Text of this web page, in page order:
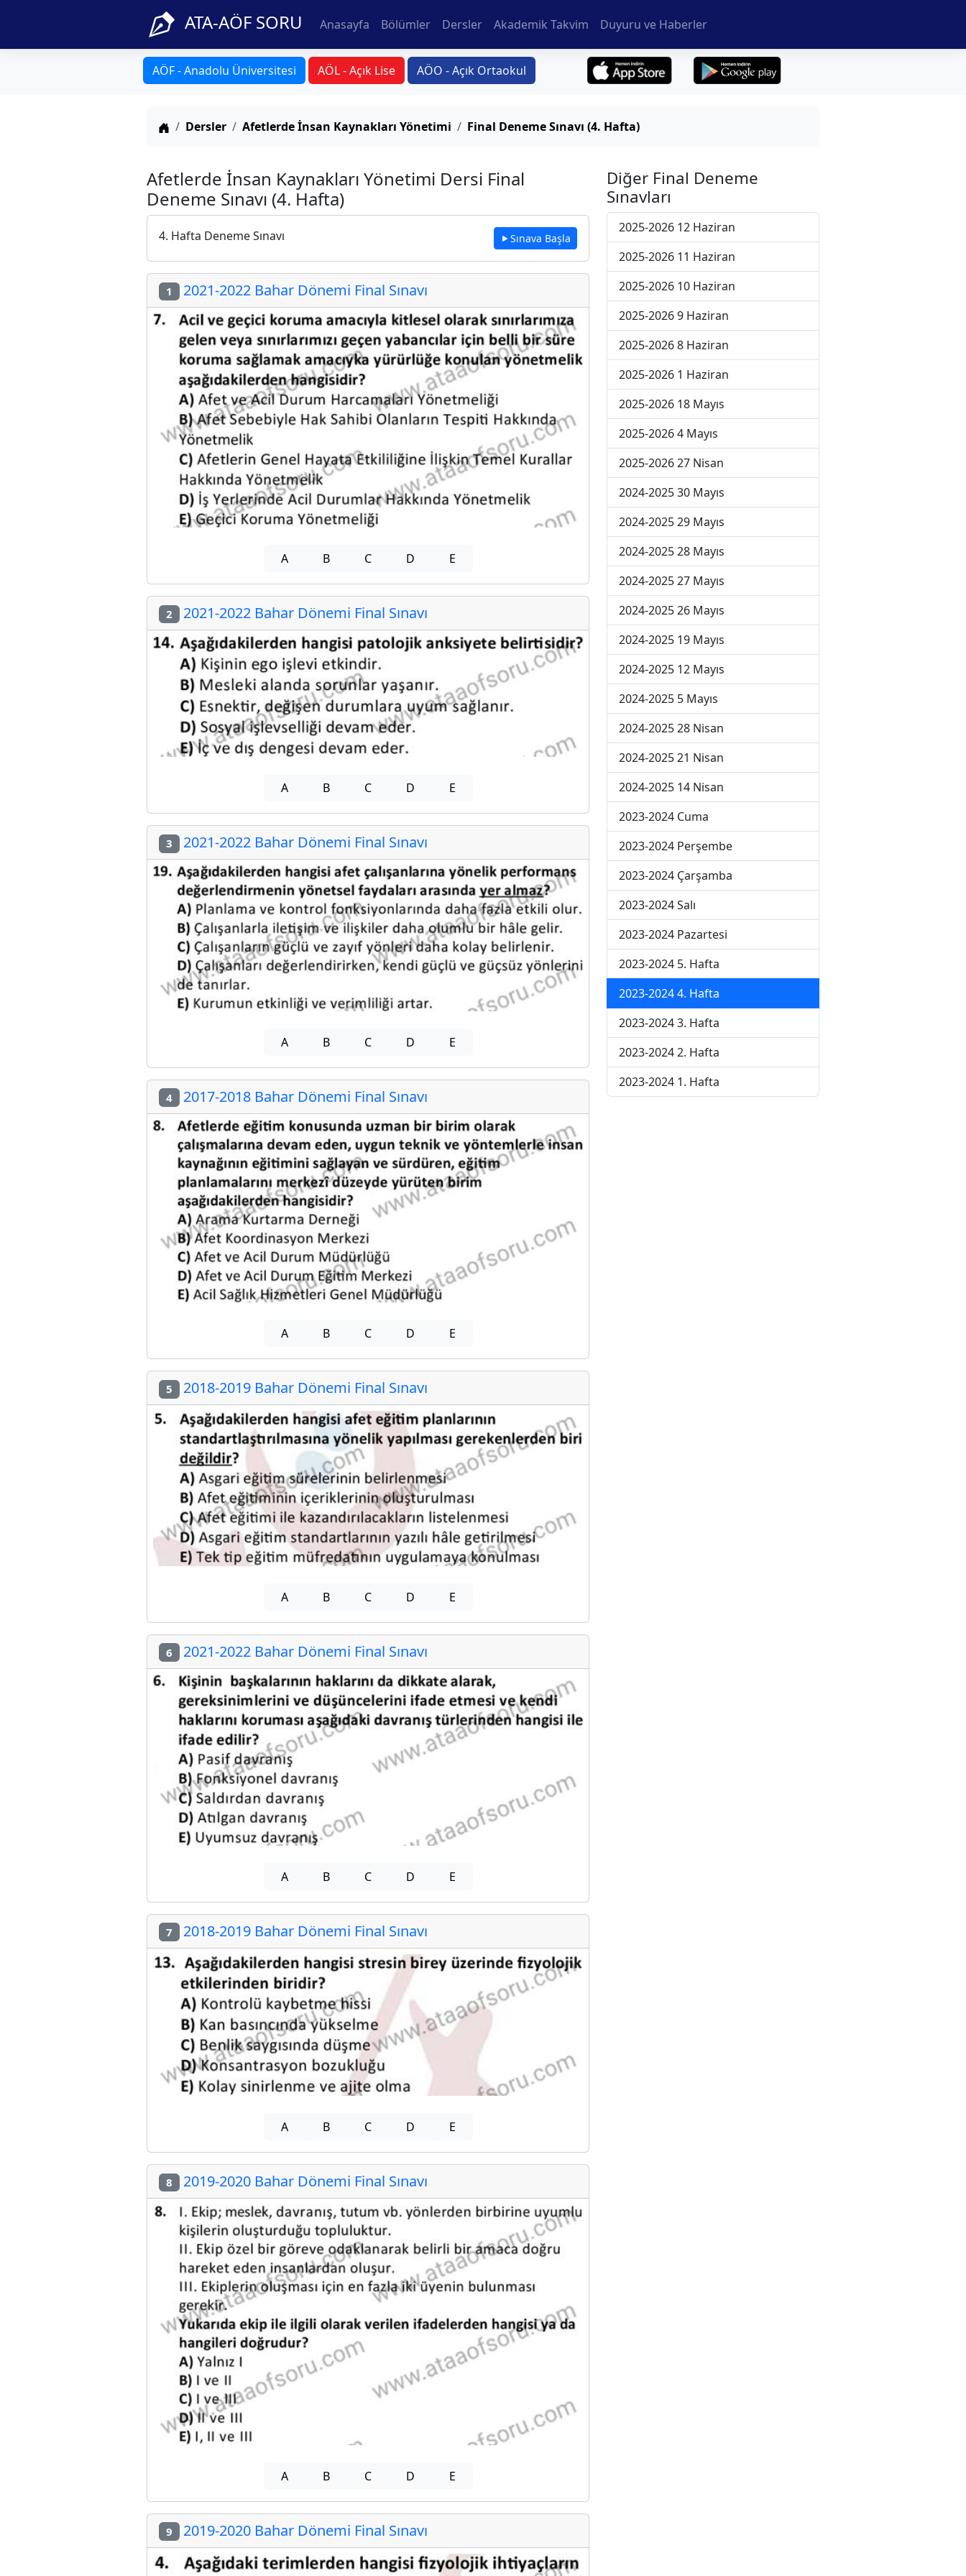
ATA-AÖF SORU Anasayfa Bölümler Dersler Akademik Takvim Duyuru ve Haberler
AÖF - Anadolu Üniversitesi AÖL - Açık Lise AÖO - Açık Ortaokul
Anasayfa
Dersler Afetlerde İnsan Kaynakları Yönetimi Final Deneme Sınavı (4. Hafta)
Afetlerde İnsan Kaynakları Yönetimi Dersi Final
Deneme Sınavı (4. Hafta)
4. Hafta Deneme Sınavı Sınava Başla
1 2021-2022 Bahar Dönemi Final Sınavı
A B C D E
2 2021-2022 Bahar Dönemi Final Sınavı
A B C D E
3 2021-2022 Bahar Dönemi Final Sınavı
A B C D E
4 2017-2018 Bahar Dönemi Final Sınavı
A B C D E
5 2018-2019 Bahar Dönemi Final Sınavı
A B C D E
6 2021-2022 Bahar Dönemi Final Sınavı
A B C D E
7 2018-2019 Bahar Dönemi Final Sınavı
A B C D E
8 2019-2020 Bahar Dönemi Final Sınavı
A B C D E
9 2019-2020 Bahar Dönemi Final Sınavı
Diğer Final Deneme
Sınavları
2025-2026 12 Haziran
2025-2026 11 Haziran
2025-2026 10 Haziran
2025-2026 9 Haziran
2025-2026 8 Haziran
2025-2026 1 Haziran
2025-2026 18 Mayıs
2025-2026 4 Mayıs
2025-2026 27 Nisan
2024-2025 30 Mayıs
2024-2025 29 Mayıs
2024-2025 28 Mayıs
2024-2025 27 Mayıs
2024-2025 26 Mayıs
2024-2025 19 Mayıs
2024-2025 12 Mayıs
2024-2025 5 Mayıs
2024-2025 28 Nisan
2024-2025 21 Nisan
2024-2025 14 Nisan
2023-2024 Cuma
2023-2024 Perşembe
2023-2024 Çarşamba
2023-2024 Salı
2023-2024 Pazartesi
2023-2024 5. Hafta
2023-2024 4. Hafta
2023-2024 3. Hafta
2023-2024 2. Hafta
2023-2024 1. Hafta